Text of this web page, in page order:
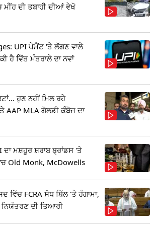
ਦੀ ਤਬਾਹੀ ਦੀਆਂ ਵੇਖੋ
UPI ਪੇਮੈਂਟ 'ਤੇ ਲੱਗਣ ਵਾਲੇ
ਹੈ ਵਿੱਤ ਮੰਤਰਾਲੇ ਦਾ ਨਵਾਂ
ਹੁਣ ਨਹੀਂ ਮਿਲ ਰਹੇ
AAP MLA ਗੋਲਡੀ ਕੰਬੋਜ ਦਾ
ਦਾ ਮਸ਼ਹੂਰ ਸ਼ਰਾਬ ਬ੍ਰਾਂਡਸ 'ਤੇ
Old Monk, McDowells
ਵਿੱਚ FCRA ਸੋਧ ਬਿੱਲ 'ਤੇ ਹੰਗਾਮਾ,
ਦੀ ਤਿਆਰੀ